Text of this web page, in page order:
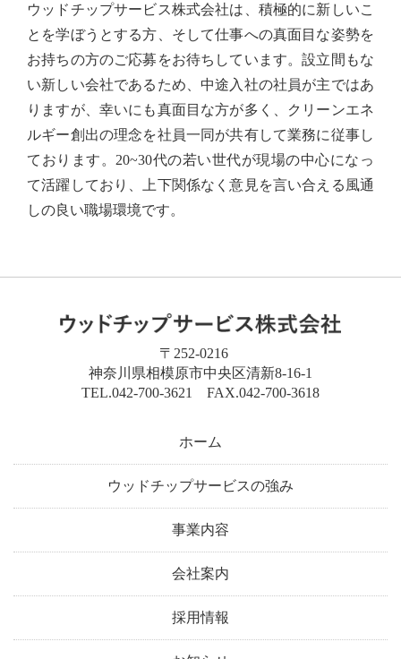
ウッドチップサービス株式会社は、積極的に新しいこ
とを学ぼうとする方、そして仕事への真面目な姿勢を
お持ちの方のご応募をお待ちしています。設立間もな
い新しい会社であるため、中途入社の社員が主ではあ
りますが、幸いにも真面目な方が多く、クリーンエネ
ルギー創出の理念を社員一同が共有して業務に従事し
ております。20~30代の若い世代が現場の中心になっ
て活躍しており、上下関係なく意見を言い合える風通
しの良い職場環境です。
〒252-0216
神奈川県相模原市中央区清新8-16-1
TEL.042-700-3621 FAX.042-700-3618
ホーム
ウッドチップサービスの強み
事業内容
会社案内
採用情報